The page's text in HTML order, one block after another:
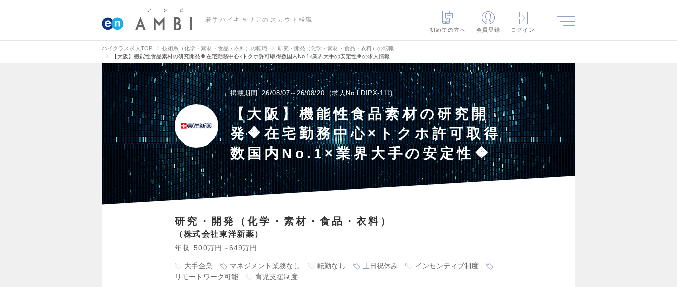
若手ハイキャリアのスカウト転職
初めての方へ
会員登録 ログイン
ハイクラス求人TOP 技術系（化学・素材・食品・衣料）の転職
研究・開発（化学・素材・食品・衣料）の転職
【大阪】機能性食品素材の研究開発🔶在宅勤務中心×トクホ許可取得数国内No.1×業界大手の安定性🔶の求人情報
掲載期間 26/08/07～26/08/20 求人No.LDIPX-111
【大阪】機能性食品素材の研究開
発🔶在宅勤務中心×トクホ許可取得
数国内No.1×業界大手の安定性🔶
研究・開発（化学・素材・食品・衣料）
株式会社東洋新薬
年収 500万円～649万円
大手企業 マネジメント業務なし 転勤なし 土日祝休み
インセンティブ制度
リモートワーク可能
育児支援制度